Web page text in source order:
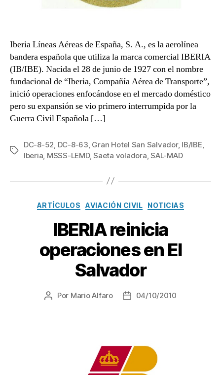
Iberia Líneas Aéreas de España, S. A., es la aerolínea
bandera española que utiliza la marca comercial IBERIA
(IB/IBE). Nacida el 28 de junio de 1927 con el nombre
fundacional de “Iberia, Compañía Aérea de Transporte”,
inició operaciones enfocándose en el mercado doméstico
pero su expansión se vio primero interrumpida por la
Guerra Civil Española […]
Etiquetas
DC-8-52, DC-8-63, Gran Hotel San Salvador, IB/IBE,
Iberia, MSSS-LEMD,Saeta voladora,SAL-MAD
Categorías
ARTÍCULOS AVIACIÓN CIVIL NOTICIAS
IBERIA reinicia
operaciones en El
Salvador
Autor
Por Mario Alfaro
Fecha04/10/2010